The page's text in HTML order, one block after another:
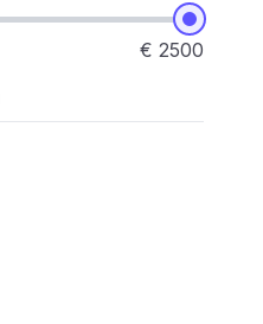
€ 2500